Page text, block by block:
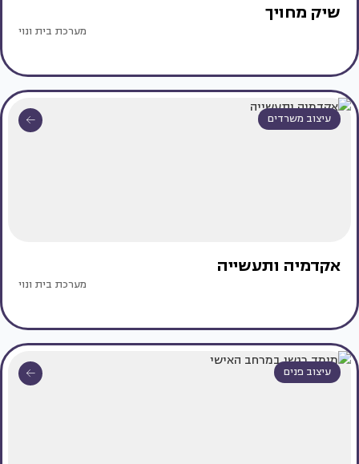
שיק מחויך
מערכת בית ונוי
עיצוב משרדים
אקדמיה ותעשייה
מערכת בית ונוי
עיצוב פנים